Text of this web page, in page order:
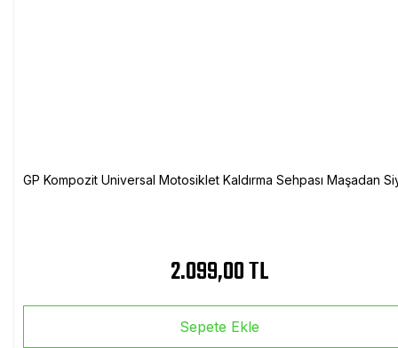
GP Kompozit Universal Motosiklet Kaldırma Sehpası Maşadan
2.099,00 TL
Sepete Ekle